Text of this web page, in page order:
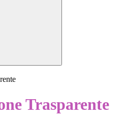
Trasparente